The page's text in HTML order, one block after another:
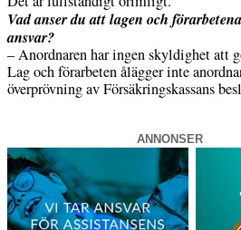
Vad anser du att lagen och
ansvar?
– Anordnaren har ingen skyldighet att
Lag och förarbeten ålägger inte
överprövning av Försäkringskassans
ANNONSER